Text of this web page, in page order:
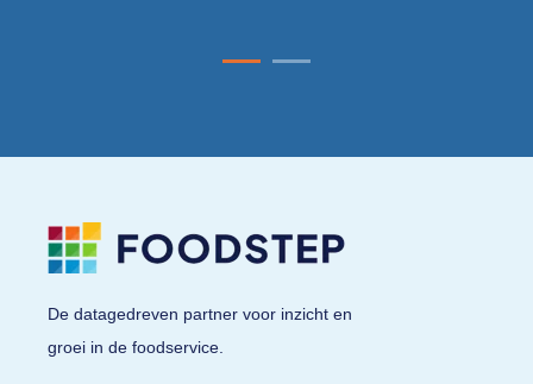
De datagedreven partner voor inzicht en
groei in de foodservice.